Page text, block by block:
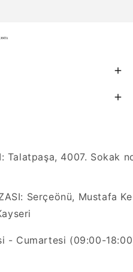
Talatpaşa, 4007. Sokak
Serçeönü, Mustafa
- Cumartesi (09:00-